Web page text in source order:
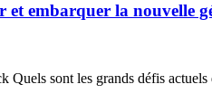
et embarquer la nouvelle
sont les grands défis